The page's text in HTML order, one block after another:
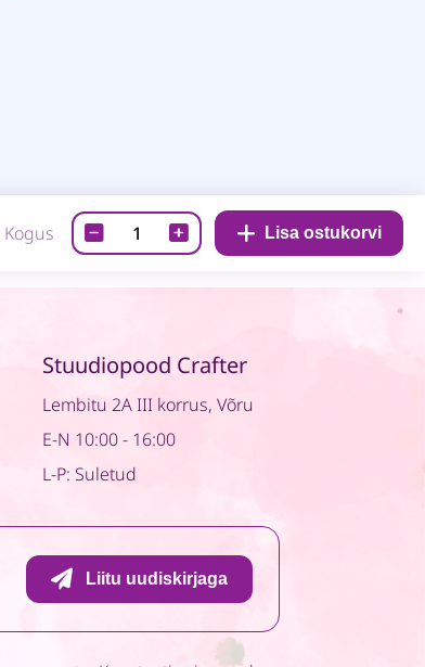
Kogus
Disainpaber-
Nana's
kitchen
Lisa ostukorvi
Stuudiopood Crafter
Lembitu 2A III korrus, Võru
E-N 10:00 - 16:00
L-P: Suletud
Liitu uudiskirjaga